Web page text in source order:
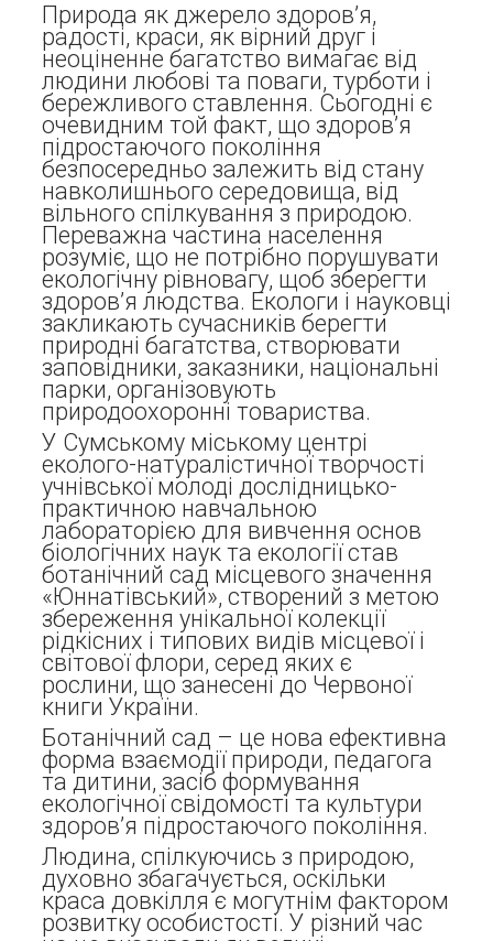
Природа як джерело здоров’я,
радості, краси, як вірний друг і
неоціненне багатство вимагає від
людини любові та поваги, турботи і
бережливого ставлення. Сьогодні є
очевидним той факт, що здоров’я
підростаючого покоління
безпосередньо залежить від стану
навколишнього середовища, від
вільного спілкування з природою.
Переважна частина населення
розуміє, що не потрібно порушувати
екологічну рівновагу, щоб зберегти
здоров’я людства. Екологи і науковці
закликають сучасників берегти
природні багатства, створювати
заповідники, заказники, національні
парки, організовують
природоохоронні товариства.
У Сумському міському центрі
еколого-натуралістичної творчості
учнівської молоді дослідницько-
практичною навчальною
лабораторією для вивчення основ
біологічних наук та екології став
ботанічний сад місцевого значення
«Юннатівський», створений з метою
збереження унікальної колекції
рідкісних і типових видів місцевої і
світової флори, серед яких є
рослини, що занесені до Червоної
книги України.
Ботанічний сад – це нова ефективна
форма взаємодії природи, педагога
та дитини, засіб формування
екологічної свідомості та культури
здоров’я підростаючого покоління.
Людина, спілкуючись з природою,
духовно збагачується, оскільки
краса довкілля є могутнім фактором
розвитку особистості. У різний час